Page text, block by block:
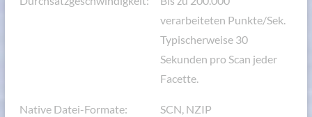
verarbeiteten Punkte/Sek.
Typischerweise 30
Sekunden pro Scan jeder
Facette.
Native Datei-Formate: SCN, NZIP